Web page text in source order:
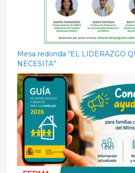
Mesa redonda “EL LIDERAZGO
NECESITA”